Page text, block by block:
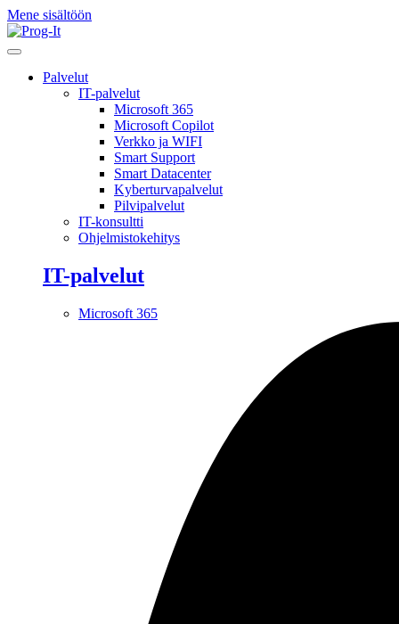
Mene sisältöön
Palvelut
IT-palvelut
Microsoft 365
Microsoft Copilot
Verkko ja WIFI
Smart Support
Smart Datacenter
Kyberturvapalvelut
Pilvipalvelut
IT-konsultti
Ohjelmistokehitys
IT-palvelut
Microsoft 365